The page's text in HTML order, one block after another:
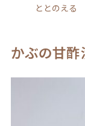
ととのえる
かぶの甘酢